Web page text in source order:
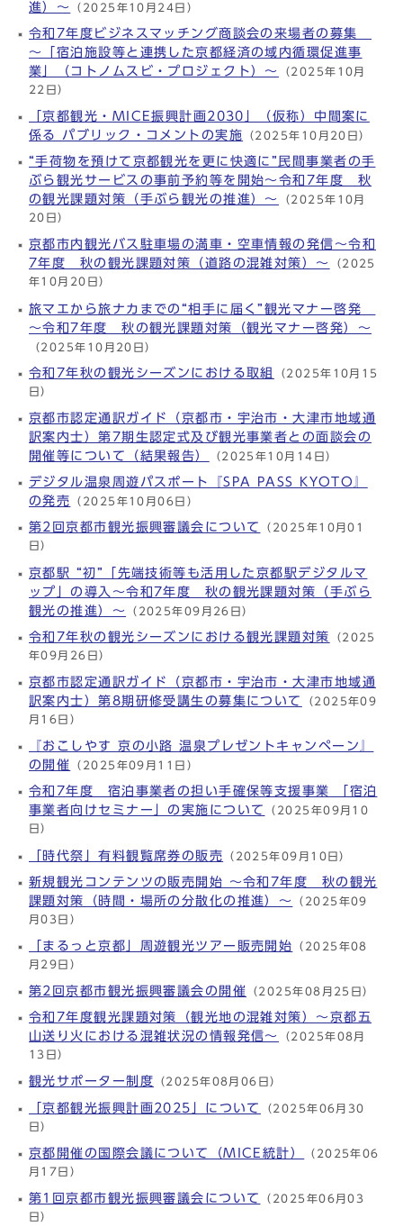
進）～ （2025年10月24日）
令和7年度ビジネスマッチング商談会の来場者の募集
～「宿泊施設等と連携した京都経済の域内循環促進事
業」（コトノムスビ・プロジェクト）～
（2025年10月
22日）
「京都観光・MICE振興計画2030」（仮称）中間案に
係る パブリック・コメントの実施 （2025年10月20日）
“手荷物を預けて京都観光を更に快適に”民間事業者の手
ぶら観光サービスの事前予約等を開始～令和7年度 秋
の観光課題対策（手ぶら観光の推進）～
（2025年10月
20日）
京都市内観光バス駐車場の満車・空車情報の発信～令和
7年度 秋の観光課題対策（道路の混雑対策）～
（2025
年10月20日）
旅マエから旅ナカまでの“相手に届く”観光マナー啓発
～令和7年度 秋の観光課題対策（観光マナー啓発）～
（2025年10月20日）
令和7年秋の観光シーズンにおける取組 （2025年10月15
日）
京都市認定通訳ガイド（京都市・宇治市・大津市地域通
訳案内士）第7期生認定式及び観光事業者との面談会の
開催等について（結果報告）
（2025年10月14日）
デジタル温泉周遊パスポート『SPA PASS KYOTO』
の発売
（2025年10月06日）
第2回京都市観光振興審議会について （2025年10月01
日）
京都駅 “初”「先端技術等も活用した京都駅デジタルマ
ップ」の導入～令和7年度 秋の観光課題対策（手ぶら
観光の推進）～
（2025年09月26日）
令和7年秋の観光シーズンにおける観光課題対策 （2025
年09月26日）
京都市認定通訳ガイド（京都市・宇治市・大津市地域通
訳案内士）第8期研修受講生の募集について
（2025年09
月16日）
『おこしやす 京の小路 温泉プレゼントキャンペーン』
の開催
（2025年09月11日）
令和7年度 宿泊事業者の担い手確保等支援事業 「宿泊
事業者向けセミナー」の実施について
（2025年09月10
日）
「時代祭」有料観覧席券の販売 （2025年09月10日）
新規観光コンテンツの販売開始 ～令和7年度 秋の観光
課題対策（時間・場所の分散化の推進）～
（2025年09
月03日）
「まるっと京都」周遊観光ツアー販売開始
（2025年08
月29日）
第2回京都市観光振興審議会の開催 （2025年08月25日）
令和7年度観光課題対策（観光地の混雑対策）～京都五
山送り火における混雑状況の情報発信～
（2025年08月
13日）
観光サポーター制度 （2025年08月06日）
「京都観光振興計画2025」について （2025年06月30
日）
京都開催の国際会議について（MICE統計）
（2025年06
月17日）
第1回京都市観光振興審議会について
（2025年06月03
日）